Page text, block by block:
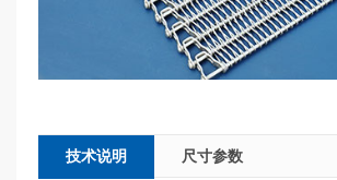
技术说明 尺寸参数